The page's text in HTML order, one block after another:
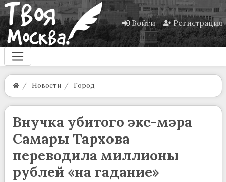
Войти Регистрация
Новости Город
Внучка убитого экс-мэра
Самары Тархова
переводила миллионы
рублей «на гадание»